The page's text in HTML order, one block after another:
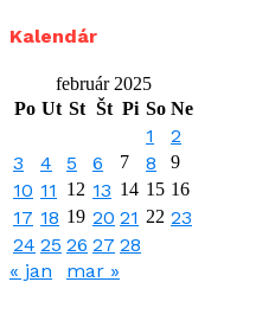
Kalendár
február 2025
Po Ut St Št Pi So Ne
1
2
3
4 5 6 7 8 9
10 11 12 13 14 15 16
17 18 19 20 21 22 23
24 25 26 27 28
« jan
mar »